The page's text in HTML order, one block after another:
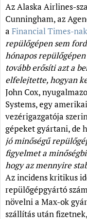
Az Alaska Airlines-
Cunningham, az
a Financial Times-nak
repülőgépen sem
hónapos
tovább erősíti azt a
elfelejtette, hogyan
John Cox,
Systems, egy
vezérigazgatója
gépeket gyártani, de
jó minőségű
figyelmet a
hogy az mennyire
Az incidens kritikus
repülőgépgyártó
növelni a Max-ok
szállítás után